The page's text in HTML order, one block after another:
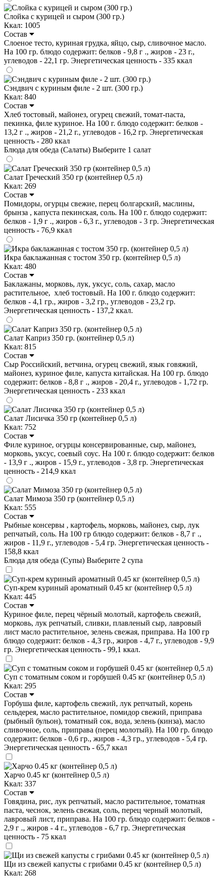
Слойка с курицей и сыром (300 гр.)
Ккал: 1005
Состав
Слоеное тесто, куриная грудка, яйцо, сыр, сливочное масло.
На 100 гр. блюдо содержит: белков - 9,8 г ., жиров - 23 г.,
углеводов - 22,1 гр. Энергетическая ценность - 335 ккал
Сэндвич с куриным филе - 2 шт. (300 гр.)
Ккал: 840
Состав
Хлеб тостовый, майонез, огурец свежий, томат-паста,
пекинка, филе куриное. На 100 г. блюдо содержит: белков -
13,2 г ., жиров - 21,2 г., углеводов - 16,2 гр. Энергетическая
ценность - 280 ккал
Блюда для обеда (Салаты) Выберите 1 салат
Салат Греческий 350 гр (контейнер 0,5 л)
Ккал: 269
Состав
Помидоры, огурцы свежие, перец болгарский, маслины,
брынза , капуста пекинская, соль. На 100 г. блюдо содержит:
белков - 1,9 г ., жиров - 6,3 г., углеводов - 3 гр. Энергетическая
ценность - 76,9 ккал
Икра баклажанная с тостом 350 гр. (контейнер 0,5 л)
Ккал: 480
Состав
Баклажаны, морковь, лук, уксус, соль, сахар, масло
растительное, хлеб тостовый. На 100 г. блюдо содержит:
белков - 4,1 гр., жиров - 3,2 гр., углеводов - 23,2 гр.
Энергетическая ценность - 137,2 ккал.
Салат Каприз 350 гр. (контейнер 0,5 л)
Ккал: 815
Состав
Сыр Российский, ветчина, огурец свежий, язык говяжий,
майонез, куриное филе, капуста китайская. На 100 гр. блюдо
содержит: белков - 8,8 г ., жиров - 20,4 г., углеводов - 1,72 гр.
Энергетическая ценность - 233 ккал
Салат Лисичка 350 гр (контейнер 0,5 л)
Ккал: 752
Состав
Филе куриное, огурцы консервированные, сыр, майонез,
морковь, уксус, соевый соус. На 100 г. блюдо содержит: белков
- 13,9 г ., жиров - 15,9 г., углеводов - 3,8 гр. Энергетическая
ценность - 214,9 ккал
Салат Мимоза 350 гр (контейнер 0,5 л)
Ккал: 555
Состав
Рыбные консервы , картофель, морковь, майонез, сыр, лук
репчатый, соль. На 100 гр блюдо содержит: белков - 8,7 г .,
жиров - 11,9 г., углеводов - 5,4 гр. Энергетическая ценность -
158,8 ккал
Блюда для обеда (Супы) Выберите 2 супа
Суп-крем куриный ароматный 0.45 кг (контейнер 0,5 л)
Ккал: 445
Состав
Куриное филе, перец чёрный молотый, картофель свежий,
морковь, лук репчатый, сливки, плавленый сыр, лавровый
лист масло растительное, зелень свежая, приправа. На 100 гр
блюдо содержит: белков - 4,3 гр., жиров - 4,7 г., углеводов - 9,9
гр. Энергетическая ценность - 99,1 ккал.
Суп с томатным соком и горбушей 0.45 кг (контейнер 0,5 л)
Ккал: 295
Состав
Горбуша филе, картофель свежий, лук репчатый, корень
сельдерея, масло растительное, помидор свежий, приправа
(рыбный бульон), томатный сок, вода, зелень (кинза), масло
сливочное, соль, приправа (перец молотый). На 100 гр. блюдо
содержит: белков - 0,6 гр., жиров - 4,3 гр., углеводов - 5,4 гр.
Энергетическая ценность - 65,7 ккал
Харчо 0.45 кг (контейнер 0,5 л)
Ккал: 337
Состав
Говядина, рис, лук репчатый, масло растительное, томатная
паста, чеснок, зелень свежая, соль, перец черный молотый,
лавровый лист, приправа. На 100 гр. блюдо содержит: белков -
2,9 г ., жиров - 4 г., углеводов - 6,7 гр. Энергетическая
ценность - 75 ккал
Щи из свежей капусты с грибами 0.45 кг (контейнер 0,5 л)
Ккал: 268